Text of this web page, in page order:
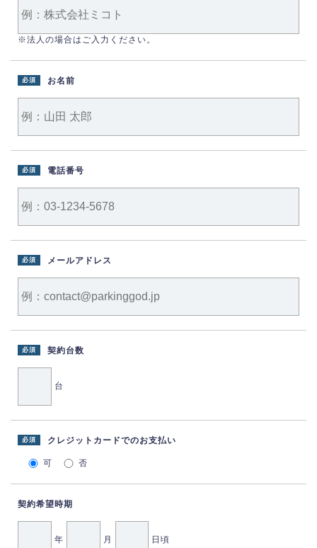
※法人の場合はご入力ください。
お名前
必須
電話番号
必須
メールアドレス
必須
契約台数
必須
台
クレジットカードでのお支払い
必須
可 否
契約希望時期
年 月 日頃